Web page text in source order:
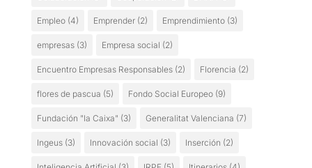
Empleo(4) Emprender(2) Emprendimiento(3)
empresas(3) Empresa social (2)
Encuentro Empresas Responsables(2) Florencia (2)
flores de pascua (5) Fondo Social Europeo(9)
Fundación "la Caixa" (3) Generalitat Valenciana (7)
Ingeus(3) Innovación social (3) Inserción (2)